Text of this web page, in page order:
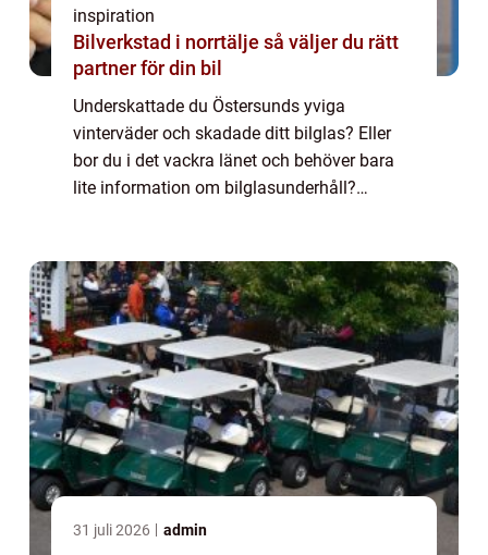
inspiration
Bilverkstad i norrtälje så väljer du rätt
partner för din bil
Underskattade du Östersunds yviga
vinterväder och skadade ditt bilglas? Eller
bor du i det vackra länet och behöver bara
lite information om bilglasunderhåll?
i...
31 juli 2026 admin